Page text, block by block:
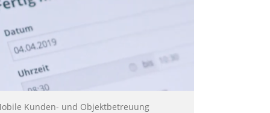
Kunden- und Objektbetreuung